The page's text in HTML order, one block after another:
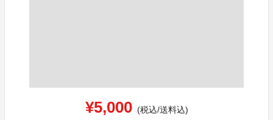
¥5,000 (税込/送料込)